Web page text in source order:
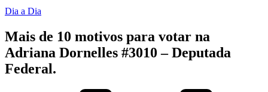
Dia a Dia
Mais de 10 motivos para votar na
Adriana Dornelles #3010 – Deputada
Federal.